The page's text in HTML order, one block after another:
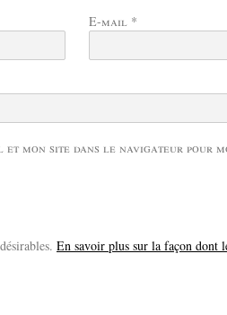
E-mail *
mon site dans le navigateur pour
En savoir plus sur la façon dont